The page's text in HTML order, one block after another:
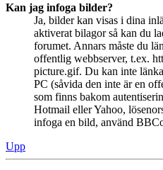
Kan jag infoga bilder?
Ja, bilder kan visas i dina
aktiverat bilagor så kan du
forumet. Annars måste du
offentlig webbserver, t.ex.
picture.gif. Du kan inte
PC (såvida den inte är en
som finns bakom
Hotmail eller Yahoo,
infoga en bild, använd
Upp